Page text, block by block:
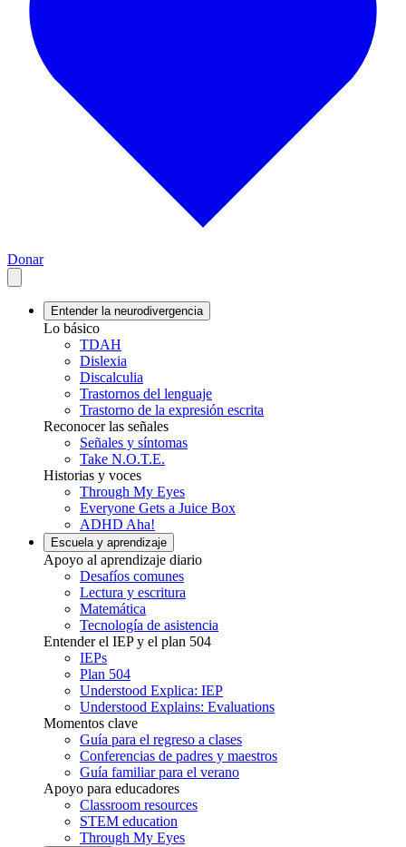
Donar
Entender la neurodivergencia
Lo básico
TDAH
Dislexia
Discalculia
Trastornos del lenguaje
Trastorno de la expresión escrita
Reconocer las señales
Señales y síntomas
Take N.O.T.E.
Historias y voces
Through My Eyes
Everyone Gets a Juice Box
ADHD Aha!
Escuela y aprendizaje
Apoyo al aprendizaje diario
Desafíos comunes
Lectura y escritura
Matemática
Tecnología de asistencia
Entender el IEP y el plan 504
IEPs
Plan 504
Understood Explica: IEP
Understood Explains: Evaluations
Momentos clave
Guía para el regreso a clases
Conferencias de padres y maestros
Guía familiar para el verano
Apoyo para educadores
Classroom resources
STEM education
Through My Eyes